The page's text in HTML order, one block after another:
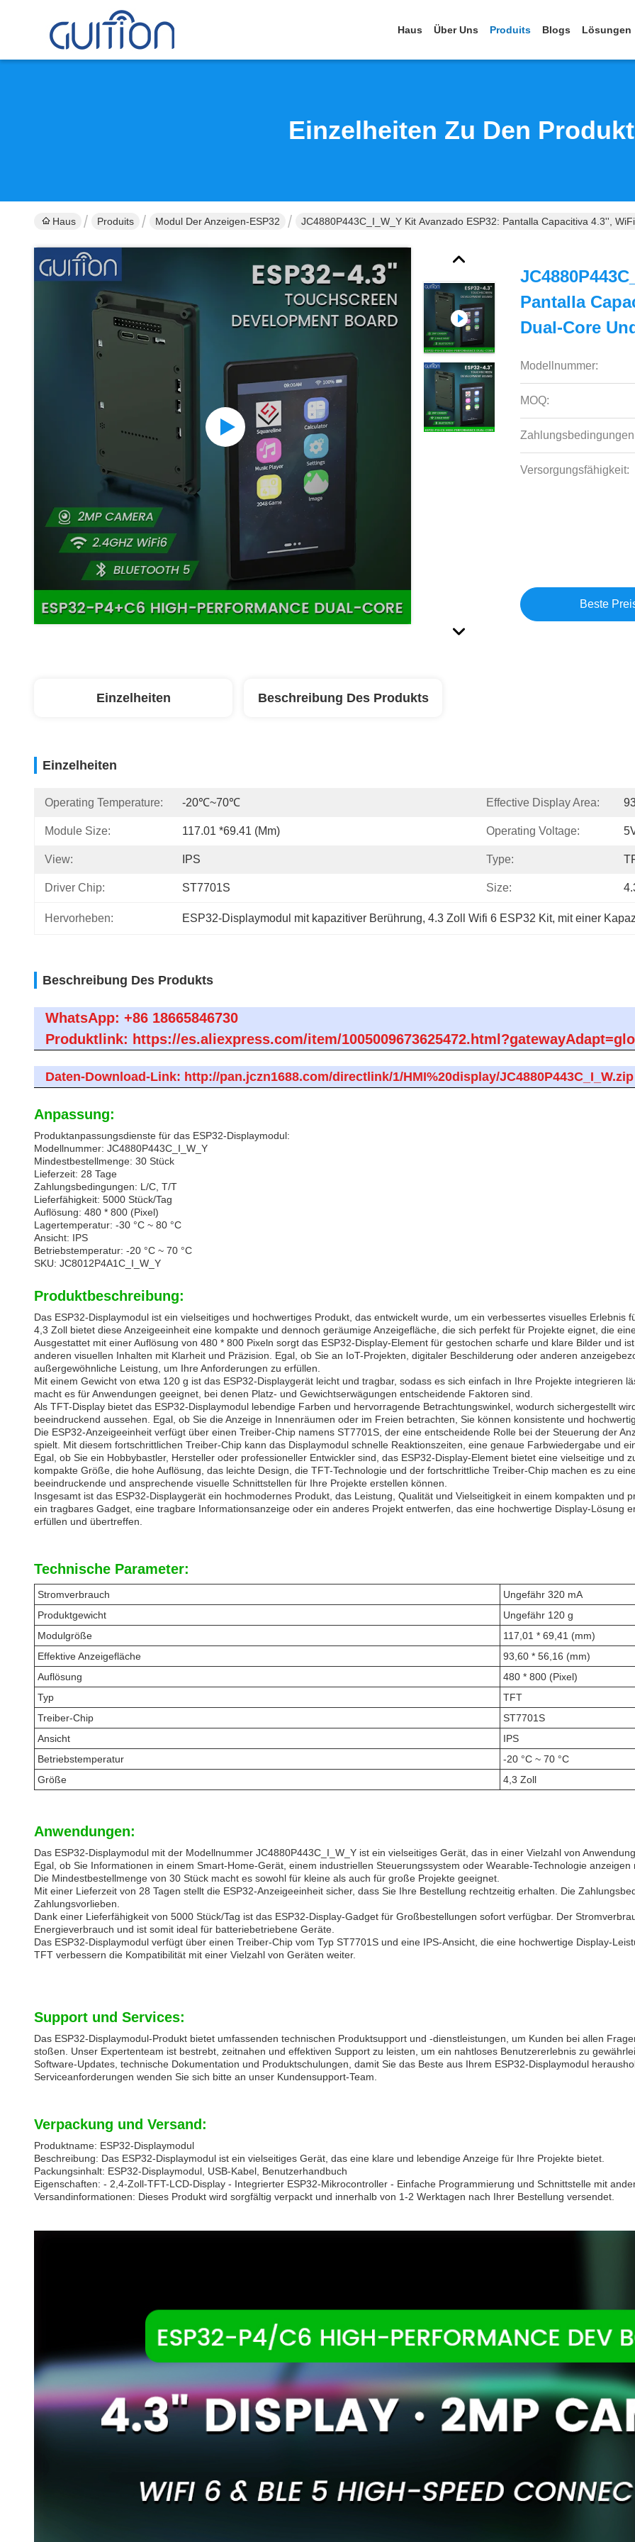
Haus Über Uns Produits Blogs Lösungen
Einzelheiten Zu Den
Haus Produits Modul Der Anzeigen-ESP32 JC4880P443C_I_W_Y Kit Avanzado ESP32: Pantalla Capacitiva 4.3'',
Pantalla
Dual-Core
Modellnummer:
MOQ:
Versorgungsfähigkeit:
Beste
Einzelheiten Beschreibung Des Produkts
Einzelheiten
Operating Temperature: -20℃~70℃ Effective Display Area:
Module Size: 117.01 *69.41 (mm) Operating Voltage:
View: IPS Type:
Driver Chip: ST7701S Size:
Hervorheben: ESP32-Displaymodul mit kapazitiver Berührung, 4.3 Zoll Wifi 6 ESP32 Kit, mit einer
Beschreibung Des Produkts
WhatsApp: +86 18665846730
Produktlink: https://es.aliexpress.com/item/
Daten-Download-Link: http://pan.jczn1688.com/directlink/1/HMI%20display/JC4880P443C_I_W.zip
Anpassung:
Produktanpassungsdienste für das ESP32-Displaymodul:
Modellnummer: JC4880P443C_I_W_Y
Mindestbestellmenge: 30 Stück
Lieferzeit: 28 Tage
Zahlungsbedingungen: L/C, T/T
Lieferfähigkeit: 5000 Stück/Tag
Auflösung: 480 * 800 (Pixel)
Lagertemperatur: -30 °C ~ 80 °C
Ansicht: IPS
Betriebstemperatur: -20 °C ~ 70 °C
SKU: JC8012P4A1C_I_W_Y
Produktbeschreibung:
Das ESP32-Displaymodul ist ein vielseitiges und hochwertiges Produkt, das entwickelt wurde, um ein verbessertes visuelles
4,3 Zoll bietet diese Anzeigeeinheit eine kompakte und dennoch geräumige Anzeigefläche, die sich perfekt für Projekte eignet, die
Ausgestattet mit einer Auflösung von 480 * 800 Pixeln sorgt das ESP32-Display-Element für gestochen scharfe und klare Bilder und
anderen visuellen Inhalten mit Klarheit und Präzision. Egal, ob Sie an IoT-Projekten, digitaler Beschilderung oder anderen
außergewöhnliche Leistung, um Ihre Anforderungen zu erfüllen.
Mit einem Gewicht von etwa 120 g ist das ESP32-Displaygerät leicht und tragbar, sodass es sich einfach in Ihre Projekte integrieren
macht es für Anwendungen geeignet, bei denen Platz- und Gewichtserwägungen entscheidende Faktoren sind.
Als TFT-Display bietet das ESP32-Displaymodul lebendige Farben und hervorragende Betrachtungswinkel, wodurch sichergestellt
beeindruckend aussehen. Egal, ob Sie die Anzeige in Innenräumen oder im Freien betrachten, Sie können konsistente und
Die ESP32-Anzeigeeinheit verfügt über einen Treiber-Chip namens ST7701S, der eine entscheidende Rolle bei der Steuerung der
spielt. Mit diesem fortschrittlichen Treiber-Chip kann das Displaymodul schnelle Reaktionszeiten, eine genaue Farbwiedergabe und
Egal, ob Sie ein Hobbybastler, Hersteller oder professioneller Entwickler sind, das ESP32-Display-Element bietet eine vielseitige und
kompakte Größe, die hohe Auflösung, das leichte Design, die TFT-Technologie und der fortschrittliche Treiber-Chip machen es zu
beeindruckende und ansprechende visuelle Schnittstellen für Ihre Projekte erstellen können.
Insgesamt ist das ESP32-Displaygerät ein hochmodernes Produkt, das Leistung, Qualität und Vielseitigkeit in einem kompakten und
ein tragbares Gadget, eine tragbare Informationsanzeige oder ein anderes Projekt entwerfen, das eine hochwertige Display-Lösung
erfüllen und übertreffen.
Technische Parameter:
Stromverbrauch
Ungefähr 320 mA
Produktgewicht
Ungefähr 120 g
Modulgröße
117,01 * 69,41 (mm)
Effektive Anzeigefläche
93,60 * 56,16 (mm)
Auflösung
480 * 800 (Pixel)
Typ
TFT
Treiber-Chip
ST7701S
Ansicht
IPS
Betriebstemperatur
-20 °C ~ 70 °C
Größe
4,3 Zoll
Anwendungen:
Das ESP32-Displaymodul mit der Modellnummer JC4880P443C_I_W_Y ist ein vielseitiges Gerät, das in einer Vielzahl von
Egal, ob Sie Informationen in einem Smart-Home-Gerät, einem industriellen Steuerungssystem oder Wearable-Technologie
Die Mindestbestellmenge von 30 Stück macht es sowohl für kleine als auch für große Projekte geeignet.
Mit einer Lieferzeit von 28 Tagen stellt die ESP32-Anzeigeeinheit sicher, dass Sie Ihre Bestellung rechtzeitig erhalten. Die
Zahlungsvorlieben.
Dank einer Lieferfähigkeit von 5000 Stück/Tag ist das ESP32-Display-Gadget für Großbestellungen sofort verfügbar. Der
Energieverbrauch und ist somit ideal für batteriebetriebene Geräte.
Das ESP32-Displaymodul verfügt über einen Treiber-Chip vom Typ ST7701S und eine IPS-Ansicht, die eine hochwertige Display-
TFT verbessern die Kompatibilität mit einer Vielzahl von Geräten weiter.
Support und Services:
Das ESP32-Displaymodul-Produkt bietet umfassenden technischen Produktsupport und -dienstleistungen, um Kunden bei allen
stoßen. Unser Expertenteam ist bestrebt, zeitnahen und effektiven Support zu leisten, um ein nahtloses Benutzererlebnis zu
Software-Updates, technische Dokumentation und Produktschulungen, damit Sie das Beste aus Ihrem ESP32-Displaymodul
Serviceanforderungen wenden Sie sich bitte an unser Kundensupport-Team.
Verpackung und Versand:
Produktname: ESP32-Displaymodul
Beschreibung: Das ESP32-Displaymodul ist ein vielseitiges Gerät, das eine klare und lebendige Anzeige für Ihre Projekte bietet.
Packungsinhalt: ESP32-Displaymodul, USB-Kabel, Benutzerhandbuch
Eigenschaften: - 2,4-Zoll-TFT-LCD-Display - Integrierter ESP32-Mikrocontroller - Einfache Programmierung und Schnittstelle mit
Versandinformationen: Dieses Produkt wird sorgfältig verpackt und innerhalb von 1-2 Werktagen nach Ihrer Bestellung versendet.